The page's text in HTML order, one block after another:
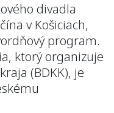
divadla
v Košiciach,
program.
ktorý organizuje
(BDKK), je